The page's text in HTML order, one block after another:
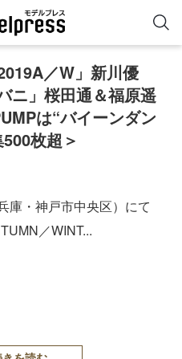
／W」新川優
ニ」桜田通＆福原遥
は“バイーンダン
枚超＞
庫・神戸市中央区）にて
／WINT...